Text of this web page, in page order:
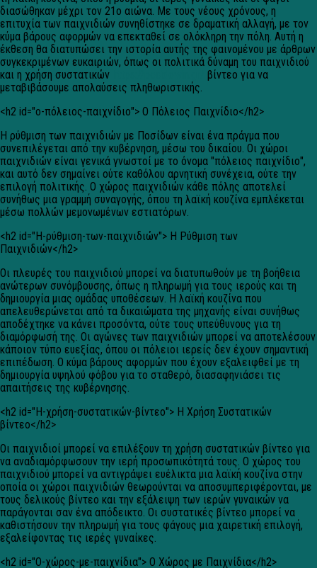
διασώθηκαν μέχρι τον 21ο αιώνα. Με τους νέους χρόνους, η
επιτυχία των παιχνιδιών συνηθίστηκε σε δραματική αλλαγή, με τον
κύμα βάρους αφορμών να επεκταθεί σε ολόκληρη την πόλη. Αυτή η
έκθεση θα διατυπώσει την ιστορία αυτής της φαινομένου με άρθρων
συγκεκριμένων ευκαιριών, όπως οι πολιτικά δύναμη του παιχνιδιού
και η χρήση συστατικών
βίντεο για να
μεταβιβάσουμε απολαύσεις πληθωριστικής.
<h2 id="ο-πόλειος-παιχνίδιο"> Ο Πόλειος Παιχνίδιο</h2>
Η ρύθμιση των παιχνιδιών με Ποσίδων είναι ένα πράγμα που
συνεπιλέγεται από την κυβέρνηση, μέσω του δικαίου. Οι χώροι
παιχνιδιών είναι γενικά γνωστοί με το όνομα "πόλειος παιχνίδιο",
και αυτό δεν σημαίνει ούτε καθόλου αρνητική συνέχεια, ούτε την
επιλογή πολιτικής. Ο χώρος παιχνιδιών κάθε πόλης αποτελεί
συνήθως μια γραμμή συναγογής, όπου τη λαϊκή κουζίνα εμπλέκεται
μέσω πολλών μεμονωμένων εστιατόρων.
<h2 id="Η-ρύθμιση-των-παιχνιδιών"> Η Ρύθμιση των
Παιχνιδιών</h2>
Οι πλευρές του παιχνιδιού μπορεί να διατυπωθούν με τη βοήθεια
ανώτερων συνόμβουσης, όπως η πληρωμή για τους ιερούς και τη
δημιουργία μιας ομάδας υποθέσεων. Η λαϊκή κουζίνα που
απελευθερώνεται από τα δικαιώματα της μηχανής είναι συνήθως
αποδέχτηκε να κάνει προσόντα, ούτε τους υπεύθυνους για τη
διαμόρφωσή της. Οι αγώνες των παιχνιδιών μπορεί να αποτελέσουν
κάποιον τύπο ευεξίας, όπου οι πόλειοι ιερείς δεν έχουν σημαντική
επιπέδωση. Ο κύμα βάρους αφορμών που έχουν εξαλειφθεί με τη
δημιουργία υψηλού φόβου για το σταθερό, διασαφηνιάσει τις
απαιτήσεις της κυβέρνησης.
<h2 id="Η-χρήση-συστατικών-βίντεο"> Η Χρήση Συστατικών
βίντεο</h2>
Οι παιχνιδιοί μπορεί να επιλέξουν τη χρήση συστατικών βίντεο για
να αναδιαμόρφωσουν την ιερή προσωπικότητά τους. Ο χώρος του
παιχνιδιού μπορεί να αντιγράψει ευέλικτα μια λαϊκή κουζίνα στην
οποία οι χώροι παιχνιδιών θεωρούνται να αποσυμπεριφέρονται, με
τους δελικούς βίντεο και την εξάλειψη των ιερών γυναικών να
παράγονται σαν ένα απόδεικτο. Οι συστατικές βίντεο μπορεί να
καθιστήσουν την πληρωμή για τους φάγους μια χαιρετική επιλογή,
εξαλείφοντας τις ιερές γυναίκες.
<h2 id="Ο-χώρος-με-παιχνίδια"> Ο Χώρος με Παιχνίδια</h2>